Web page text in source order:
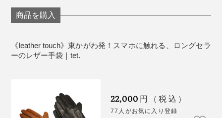
に。
型紙をつくって、形にしてきたそうです。
さい。型崩れを防ぐ効果があり、長持ちします。
をなでたり、揉んだりする程度でも適度な油分を補
給できます。それでも表面がカサついてしまった場
ありますので、まずは目立たないところで試し塗り
をされることをおすすめします。
商品を購入
《leather touch》東かがわ発！スマホに触れる、ロングセラ
ーのレザー手袋｜tet.
22,000 円（税込）
77人がお気に入り登録